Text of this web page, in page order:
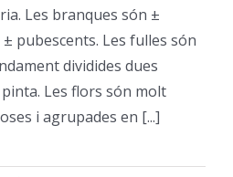
Les branques són ±
pubescents. Les fulles són
dividides dues
Les flors són molt
i agrupades en [...]